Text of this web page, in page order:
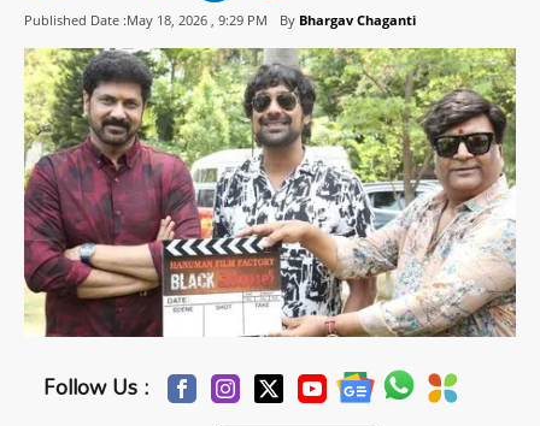
Published Date :May 18, 2026 , 9:29 PM By Bhargav Chaganti
Follow Us :